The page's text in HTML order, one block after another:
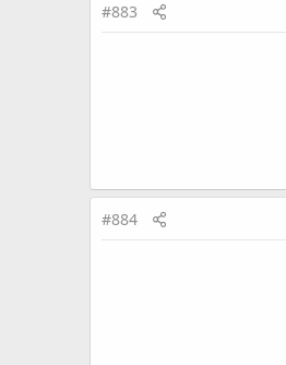
#883
#884